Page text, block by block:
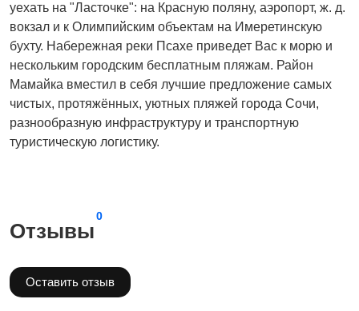
уехать на "Ласточке": на Красную поляну, аэропорт, ж. д.
вокзал и к Олимпийским объектам на Имеретинскую
бухту. Набережная реки Псахе приведет Вас к морю и
нескольким городским бесплатным пляжам. Район
Мамайка вместил в себя лучшие предложение самых
чистых, протяжённых, уютных пляжей города Сочи,
разнообразную инфраструктуру и транспортную
туристическую логистику.
Отзывы
0
Оставить отзыв